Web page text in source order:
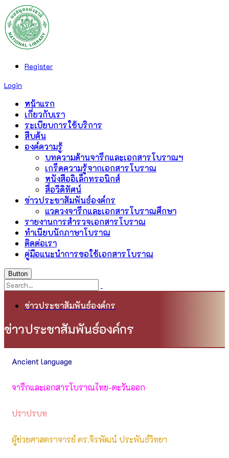
Register
Login
หน้าแรก
เกี่ยวกับเรา
ระเบียบการใช้บริการ
สืบค้น
องค์ความรู้
บทความด้านจารึกและเอกสารโบราณฯ
เกร็ดความรู้จากเอกสารโบราณ
หนังสืออิเล็กทรอนิกส์
สื่อวีดิทัศน์
ข่าวประชาสัมพันธ์องค์กร
แวดวงจารึกและเอกสารโบราณศึกษา
รายงานการสำรวจเอกสารโบราณ
ทำเนียบนักภาษาโบราณ
ติดต่อเรา
คู่มือแนะนำการขอใช้เอกสารโบราณ
Button
ข่าวประชาสัมพันธ์องค์กร
ข่าวประชาสัมพันธ์องค์กร
Ancient language
จารึกและเอกสารโบราณไทย-ตะวันออก
ปราปรบท
ผู้ช่วยศาสตราจารย์ ดร.จิรพัฒน์ ประพันธ์วิทยา